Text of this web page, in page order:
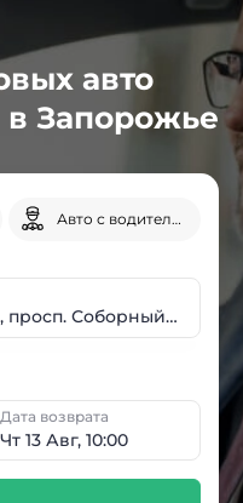
авто
в Запорожье
Авто с водителем
Чт 13 Авг, 10:00
Дата возврата